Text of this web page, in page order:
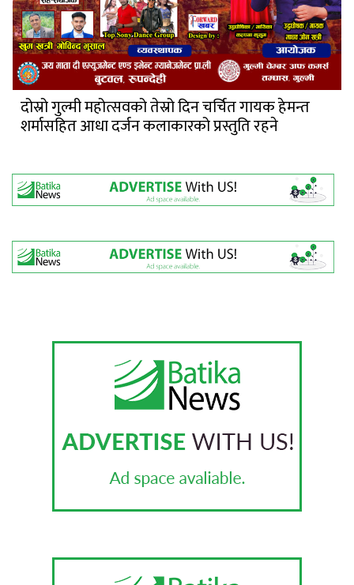
दोस्रो गुल्मी महोत्सवको तेस्रो दिन चर्चित गायक हेमन्त
शर्मासहित आधा दर्जन कलाकारको प्रस्तुति रहने